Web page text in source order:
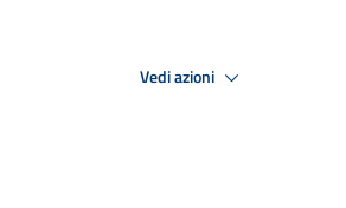
Vedi azioni